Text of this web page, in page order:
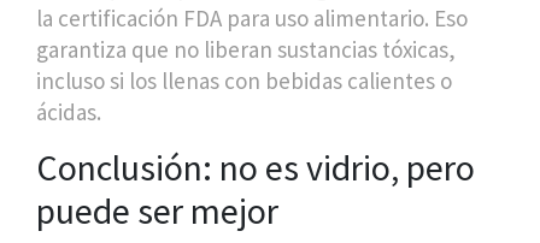
la certificación FDA para uso alimentario. Eso
garantiza que no liberan sustancias tóxicas,
incluso si los llenas con bebidas calientes o
ácidas.
Conclusión: no es vidrio, pero
puede ser mejor